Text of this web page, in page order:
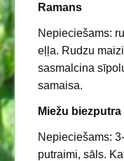
Ramans
Nepieciešams:
eļļa. Rudzu
sasmalcina
samaisa.
Miežu
Nepieciešams:
putraimi, sāls.